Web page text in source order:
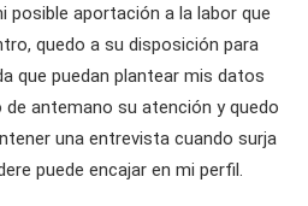
posible aportación a la labor que
quedo a su disposición para
que puedan plantear mis datos
de antemano su atención y quedo
una entrevista cuando surja
puede encajar en mi perfil.